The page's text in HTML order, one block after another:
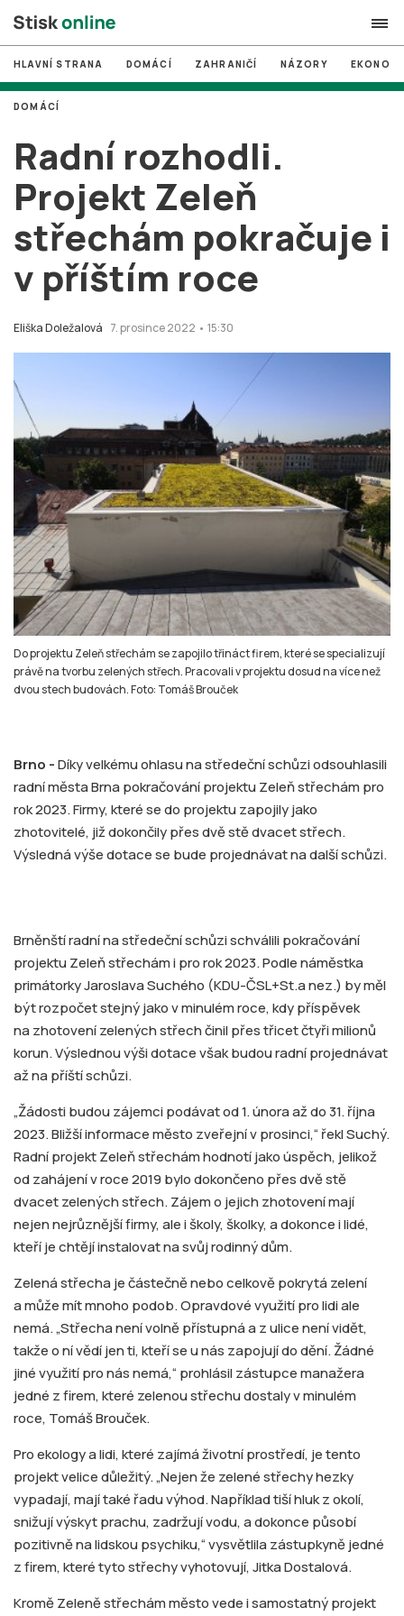
search
# MUNI
# Brno
# volby
login PŘIHLÁSIT SE
Zapomněli jste heslo?
Založit nový účet
HLAVNÍ STRANA DOMÁCÍ ZAHRANIČÍ NÁZORY
Radní rozhodli.
Projekt Zeleň
střechám pokračuje i
v příštím roce
Eliška Doležalová 7. prosince 2022 • 15:30
DOMÁCÍ
Do projektu Zeleň střechám se zapojilo třináct firem, které se specializují
právě na tvorbu zelených střech. Pracovali v projektu dosud na více než
dvou stech budovách. Foto: Tomáš Brouček
Brno -Díky velkému ohlasu na středeční schůzi odsouhlasili
radní města Brna pokračování projektu Zeleň střechám pro
rok 2023. Firmy, které se do projektu zapojily jako
zhotovitelé, již dokončily přes dvě stě dvacet střech.
Výsledná výše dotace se bude projednávat na další schůzi.
Brněnští radní na středeční schůzi schválili pokračování
projektu Zeleň střechám i pro rok 2023. Podle náměstka
primátorky Jaroslava Suchého (KDU-ČSL+St.a nez.) by měl
být rozpočet stejný jako v minulém roce, kdy příspěvek
na zhotovení zelených střech činil přes třicet čtyři milionů
korun. Výslednou výši dotace však budou radní projednávat
až na příští schůzi.
„Žádosti budou zájemci podávat od 1. února až do 31. října
2023. Bližší informace město zveřejní v prosinci,“ řekl Suchý.
Radní projekt Zeleň střechám hodnotí jako úspěch, jelikož
od zahájení v roce 2019 bylo dokončeno přes dvě stě
dvacet zelených střech. Zájem o jejich zhotovení mají
nejen nejrůznější firmy, ale i školy, školky, a dokonce i lidé,
kteří je chtějí instalovat na svůj rodinný dům.
Zelená střecha je částečně nebo celkově pokrytá zelení
a může mít mnoho podob. Opravdové využití pro lidi ale
nemá. „Střecha není volně přístupná a z ulice není vidět,
takže o ní vědí jen ti, kteří se u nás zapojují do dění. Žádné
jiné využití pro nás nemá,“ prohlásil zástupce manažera
jedné z firem, které zelenou střechu dostaly v minulém
roce, Tomáš Brouček.
Pro ekology a lidi, které zajímá životní prostředí, je tento
projekt velice důležitý. „Nejen že zelené střechy hezky
vypadají, mají také řadu výhod. Například tiší hluk z okolí,
snižují výskyt prachu, zadržují vodu, a dokonce působí
pozitivně na lidskou psychiku,“ vysvětlila zástupkyně jedné
z firem, které tyto střechy vyhotovují, Jitka Dostalová.
Kromě Zeleně střechám město vede i samostatný projekt